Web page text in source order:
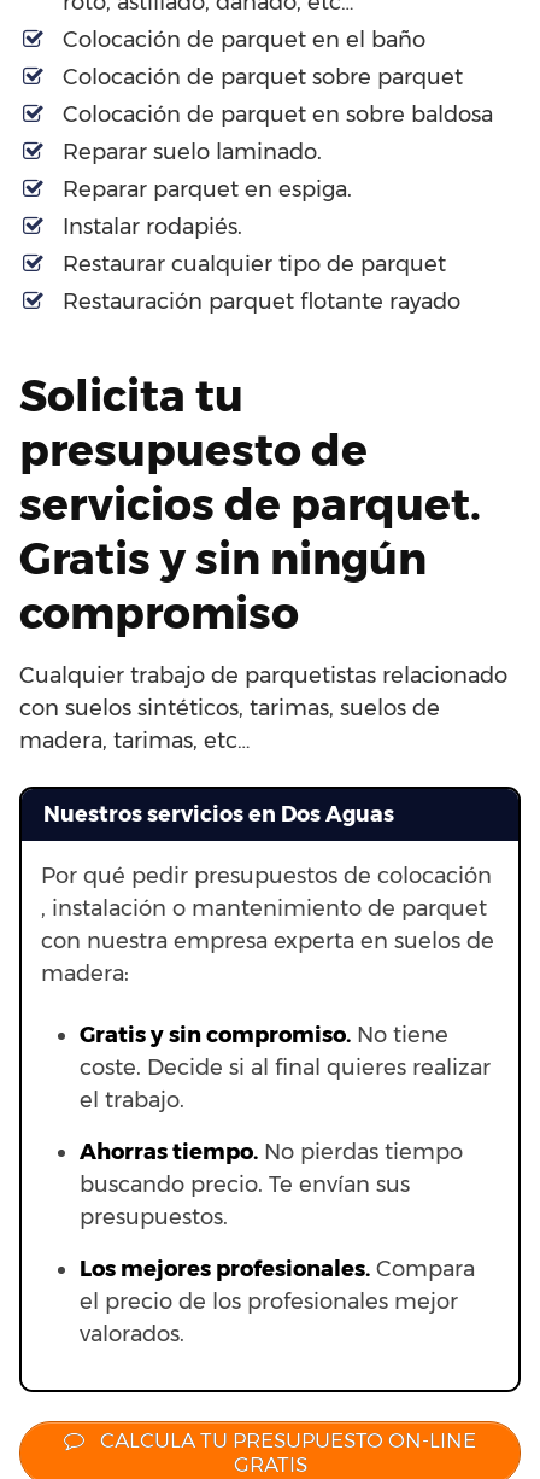
Colocación de parquet en el baño
Colocación de parquet sobre parquet
Colocación de parquet en sobre baldosa
Reparar suelo laminado.
Reparar parquet en espiga.
Instalar rodapiés.
Restaurar cualquier tipo de parquet
Restauración parquet flotante rayado
Solicita tu
presupuesto de
servicios de parquet.
Gratis y sin ningún
compromiso
Cualquier trabajo de parquetistas relacionado
con suelos sintéticos, tarimas, suelos de
madera, tarimas, etc…
Nuestros servicios en Dos Aguas
Por qué pedir presupuestos de colocación
, instalación o mantenimiento de parquet
con nuestra empresa experta en suelos de
madera:
Gratis y sin compromiso. No tiene
coste. Decide si al final quieres realizar
el trabajo.
Ahorras tiempo. No pierdas tiempo
buscando precio. Te envían sus
presupuestos.
Los mejores profesionales. Compara
el precio de los profesionales mejor
valorados.
CALCULA TU PRESUPUESTO ON-LINE
GRATIS